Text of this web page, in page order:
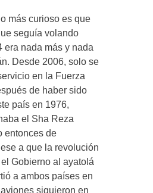
más curioso es que
seguía volando
era nada más y nada
Desde 2006, solo se
en la Fuerza
de haber sido
país en 1976,
el Sha Reza
entonces de
a que la revolución
Gobierno al ayatolá
a ambos países en
siguieron en